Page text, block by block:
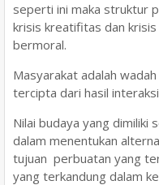
seperti ini maka struktur
krisis kreatifitas dan
bermoral.
Masyarakat adalah
tercipta dari hasil
Nilai budaya yang dimiliki
dalam menentukan
tujuan perbuatan yang
yang terkandung dalam